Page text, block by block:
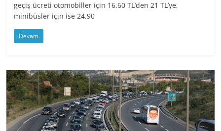
geçiş ücreti otomobiller için 16.60 TL’den 21 TL’ye,
minibüsler için ise 24.90
Devam